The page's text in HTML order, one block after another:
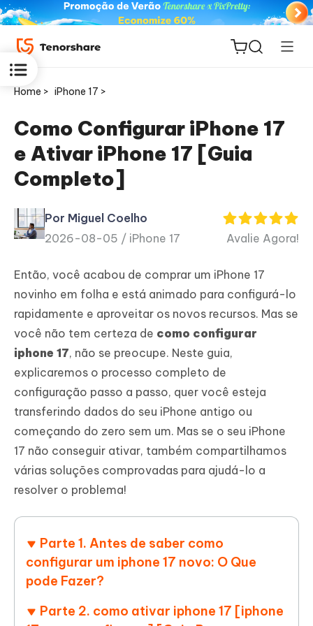
ReiBoot
for iOS
PDNob
PDF
Novo
iAnyGo
Home > iPhone 17 >
Como Configurar iPhone 17
e Ativar iPhone 17 [Guia
Completo]
Por Miguel Coelho
2026-08-05 / iPhone 17 Avalie Agora!
Então, você acabou de comprar um iPhone 17
novinho em folha e está animado para configurá-lo
rapidamente e aproveitar os novos recursos. Mas se
você não tem certeza de como configurar
iphone 17, não se preocupe. Neste guia,
explicaremos o processo completo de
configuração passo a passo, quer você esteja
transferindo dados do seu iPhone antigo ou
começando do zero sem um. Mas se o seu iPhone
17 não conseguir ativar, também compartilhamos
várias soluções comprovadas para ajudá-lo a
resolver o problema!
Parte 1. Antes de saber como
configurar um iphone 17 novo: O Que
pode Fazer?
Parte 2. como ativar iphone 17 [iphone